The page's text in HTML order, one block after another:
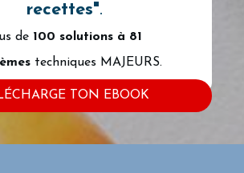
recettes".
de 100 solutions à 81
techniques MAJEURS.
TON EBOOK